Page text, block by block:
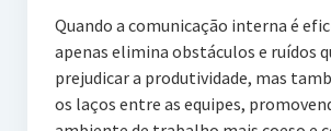
Quando a comunicação interna é
apenas elimina obstáculos e ruídos
prejudicar a produtividade, mas
os laços entre as equipes,